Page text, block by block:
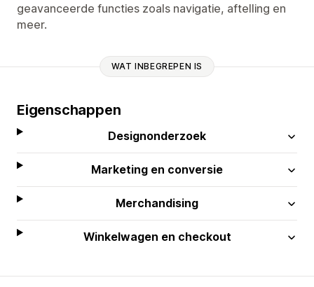
geavanceerde functies zoals navigatie, aftelling en
meer.
WAT INBEGREPEN IS
Eigenschappen
Designonderzoek
Marketing en conversie
Merchandising
Winkelwagen en checkout